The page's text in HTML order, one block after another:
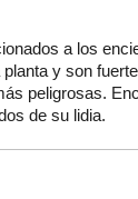
a los
y son
peligrosas.
de su lidia.